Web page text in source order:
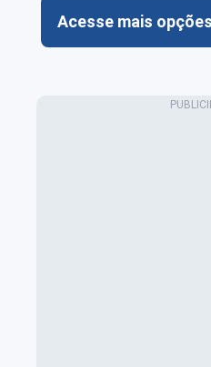
Acesse mais